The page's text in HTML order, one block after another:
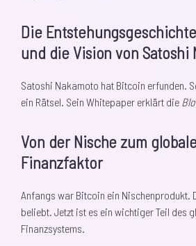
Die
und die Vision von Satoshi
Satoshi Nakamoto hat Bitcoin erfunden.
ein Rätsel. Sein Whitepaper erklärt die
Von der Nische zum
Finanzfaktor
Anfangs war Bitcoin ein Nischenprodukt.
beliebt. Jetzt ist es ein wichtiger Teil des
Finanzsystems.